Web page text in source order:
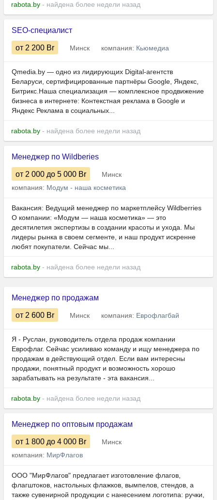
rabota.by - найдена более недели назад
SEO-специалист
от 2 200 Br Минск компания: Кьюмедиа
Qmedia.by — одно из лидирующих Digital-агентств
Беларуси, сертифицированные партнёры Google, Яндекс,
Битрикс.Наша специализация — комплексное продвижение
бизнеса в интернете: Контекстная реклама в Google и
Яндекс Реклама в социальных...
rabota.by - найдена более недели назад
Менеджер по Wildberies
от 2 000 до 5 000 Br
Минск
компания: Модум - наша косметика
Вакансия: Ведущий менеджер по маркетплейсу Wildberries
О компании: «Модум — наша косметика» — это
десятилетия экспертизы в создании красоты и ухода. Мы
лидеры рынка в своем сегменте, и наш продукт искренне
любят покупатели. Сейчас мы...
rabota.by - найдена более недели назад
Менеджер по продажам
от 2 600 Br Минск компания: Еврофлагбай
Я - Руслан, руководитель отдела продаж компании
Еврофлаг. Сейчас усиливаю команду и ищу менеджера по
продажам в действующий отдел. Если вам интересны
продажи, понятный продукт и возможность хорошо
зарабатывать на результате - эта вакансия...
rabota.by - найдена более недели назад
Менеджер по оптовым продажам
от 1 800 до 4 000 Br
Минск
компания: МирФлагов
ООО "МирФлагов" предлагает изготовление флагов,
флагштоков, настольных флажков, вымпелов, стендов, а
также сувенирной продукции с нанесением логотипа: ручки,